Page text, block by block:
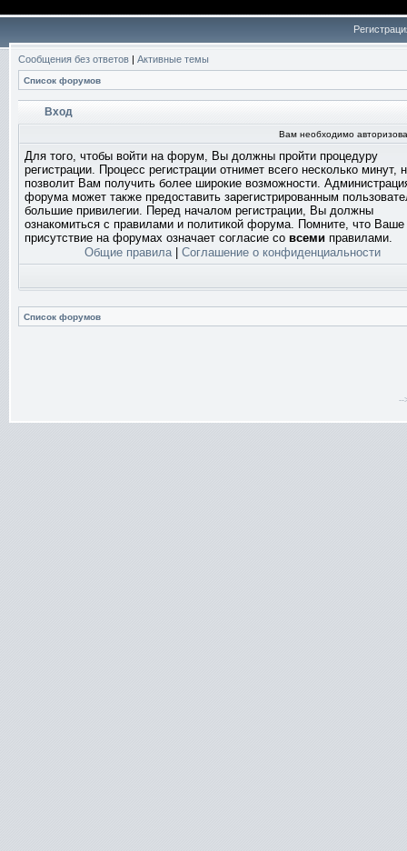
Сообщения без ответов | Активные темы
Список форумов
Вход
Вам необходимо
Для того, чтобы войти на форум, Вы должны пройти процедуру
регистрации. Процесс регистрации отнимет всего несколько минут,
позволит Вам получить более широкие возможности.
форума может также предоставить зарегистрированным
большие привилегии. Перед началом регистрации, Вы должны
ознакомиться с правилами и политикой форума. Помните, что Ваше
присутствие на форумах означает согласие со всеми правилами.
Общие правила| Соглашение о конфиденциальности
Список форумов
--